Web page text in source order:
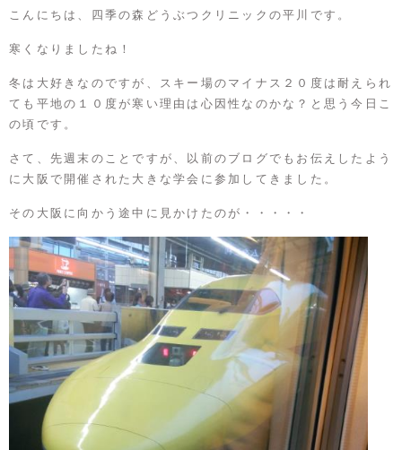
こんにちは、四季の森どうぶつクリニックの平川です。
寒くなりましたね！
冬は大好きなのですが、スキー場のマイナス２０度は耐えられ
ても平地の１０度が寒い理由は心因性なのかな？と思う今日こ
の頃です。
さて、先週末のことですが、以前のブログでもお伝えしたよう
に大阪で開催された大きな学会に参加してきました。
その大阪に向かう途中に見かけたのが・・・・・